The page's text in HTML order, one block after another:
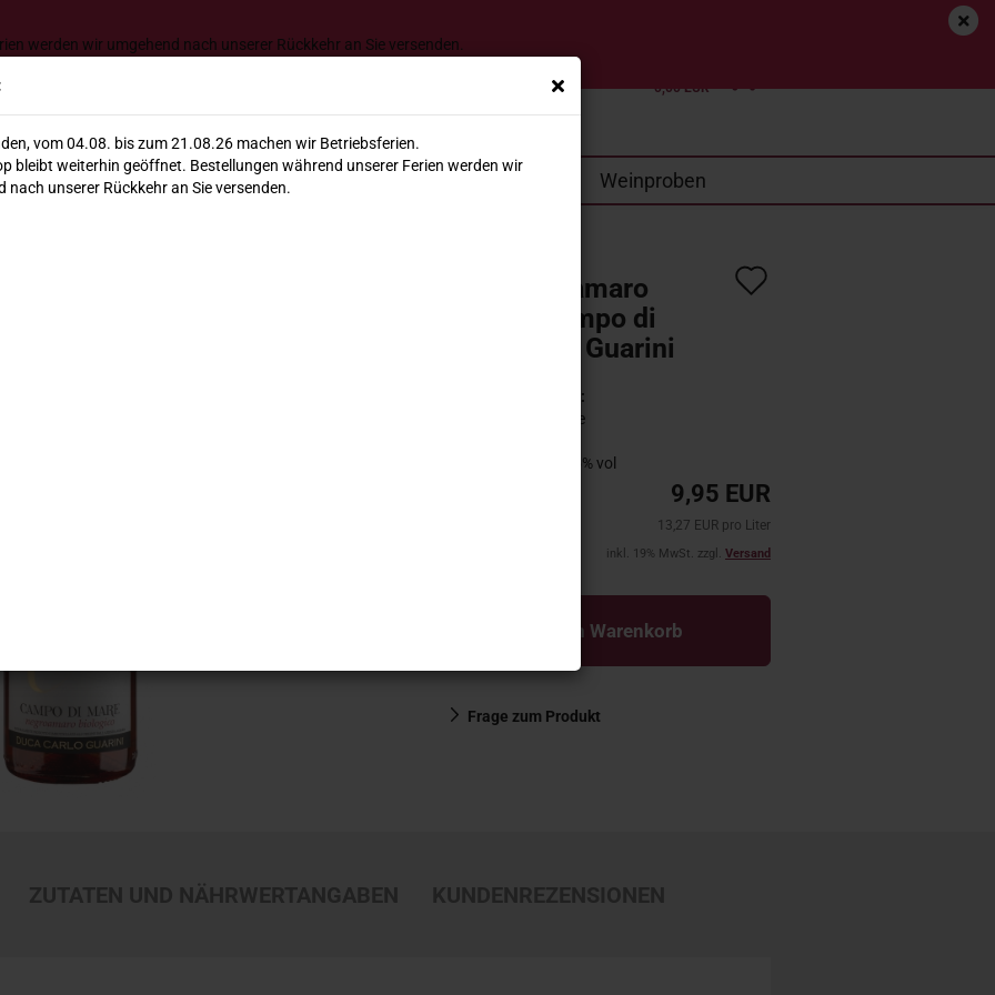
vom 04.08. bis zum 21.08.26 machen wir Betriebsferien.
bleibt weiterhin geöffnet. Bestellungen während unserer Ferien werden wir
nach unserer Rückkehr an Sie versenden.
E-Mail
0,00 EUR
werden wir umgehend nach unserer Rückkehr an Sie versenden.
Feinkost Bio Winzer & Co. Weinproben
Bio Negroamaro
Rosato Campo di
Mare 2025 Guarini
Lieferzeit:
2-3 Tage
12,5% vol
9,95 EUR
13,27 EUR pro Liter
inkl. 19% MwSt. zzgl. Versand
In den Warenkorb
Frage zum Produkt